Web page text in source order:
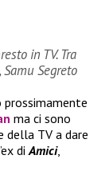
in TV. Tra
Segreto
prossimamente
ma ci sono
TV a dare
di Amici,